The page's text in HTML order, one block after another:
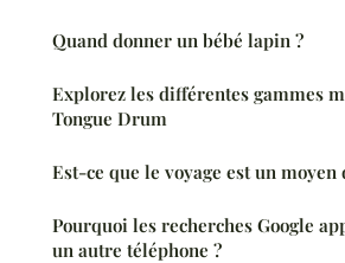
Quand donner un bébé lapin ?
Explorez les différentes gammes
Tongue Drum
Est-ce que le voyage est un moyen
Pourquoi les recherches Google
un autre téléphone ?